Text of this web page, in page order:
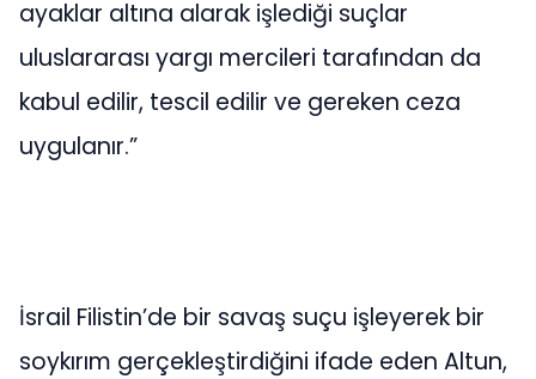
ayaklar altına alarak işlediği suçlar
uluslararası yargı mercileri tarafından da
kabul edilir, tescil edilir ve gereken ceza
uygulanır.”
İsrail Filistin’de bir savaş suçu işleyerek bir
soykırım gerçekleştirdiğini ifade eden Altun,